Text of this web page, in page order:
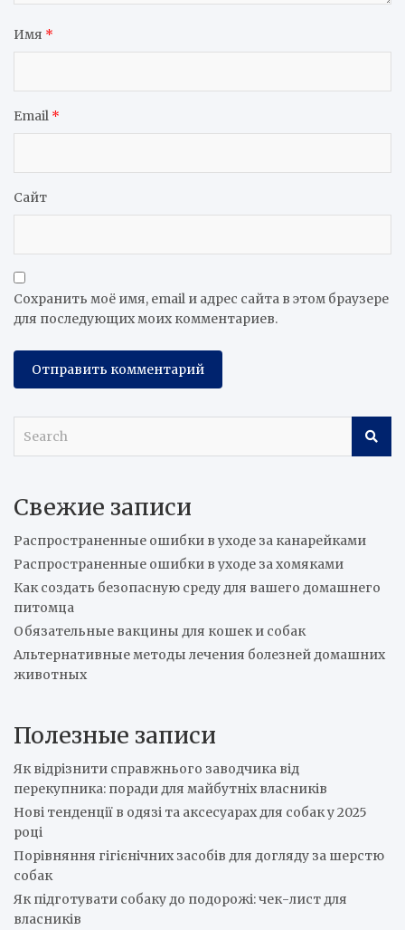
Имя *
Email *
Сайт
Сохранить моё имя, email и адрес сайта в этом браузере
для последующих моих комментариев.
c
Свежие записи
Распространенные ошибки в уходе за канарейками
Распространенные ошибки в уходе за хомяками
Как создать безопасную среду для вашего домашнего
питомца
Обязательные вакцины для кошек и собак
Альтернативные методы лечения болезней домашних
животных
Полезные записи
Як відрізнити справжнього заводчика від
перекупника: поради для майбутніх власників
Нові тенденції в одязі та аксесуарах для собак у 2025
році
Порівняння гігієнічних засобів для догляду за шерстю
собак
Як підготувати собаку до подорожі: чек-лист для
власників